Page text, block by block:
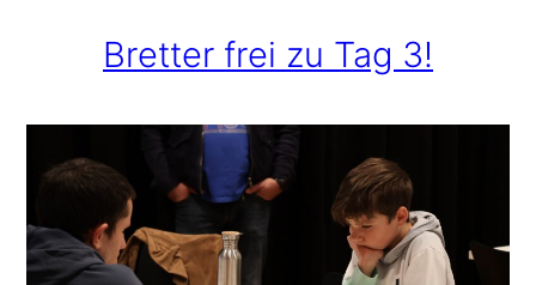
Bretter frei zu Tag 3!